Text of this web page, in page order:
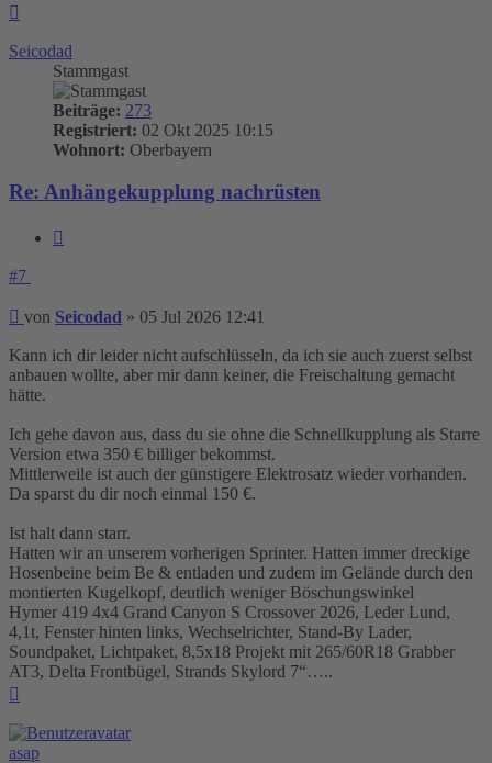
Seicodad
Stammgast
Beiträge: 273
Registriert: 02 Okt 2025 10:15
Wohnort: Oberbayern
Re: Anhängekupplung nachrüsten
#7
Beitrag
von Seicodad » 05 Jul 2026 12:41
Kann ich dir leider nicht aufschlüsseln, da ich sie auch zuerst selbst
anbauen wollte, aber mir dann keiner, die Freischaltung gemacht
hätte.
Ich gehe davon aus, dass du sie ohne die Schnellkupplung als Starre
Version etwa 350 € billiger bekommst.
Mittlerweile ist auch der günstigere Elektrosatz wieder vorhanden.
Da sparst du dir noch einmal 150 €.
Ist halt dann starr.
Hatten wir an unserem vorherigen Sprinter. Hatten immer dreckige
Hosenbeine beim Be & entladen und zudem im Gelände durch den
montierten Kugelkopf, deutlich weniger Böschungswinkel
Hymer 419 4x4 Grand Canyon S Crossover 2026, Leder Lund,
4,1t, Fenster hinten links, Wechselrichter, Stand-By Lader,
Soundpaket, Lichtpaket, 8,5x18 Projekt mit 265/60R18 Grabber
AT3, Delta Frontbügel, Strands Skylord 7“…..
asap